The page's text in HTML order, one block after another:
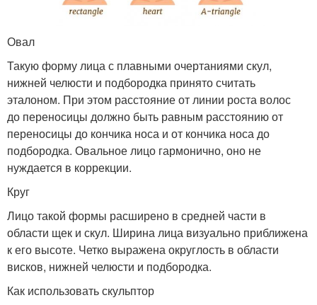
Овал
Такую форму лица с плавными очертаниями скул,
нижней челюсти и подбородка принято считать
эталоном. При этом расстояние от линии роста волос
до переносицы должно быть равным расстоянию от
переносицы до кончика носа и от кончика носа до
подбородка. Овальное лицо гармонично, оно не
нуждается в коррекции.
Круг
Лицо такой формы расширено в средней части в
области щек и скул. Ширина лица визуально приближена
к его высоте. Четко выражена округлость в области
висков, нижней челюсти и подбородка.
Как использовать скульптор